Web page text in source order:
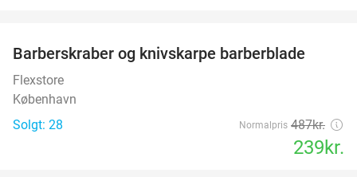
Barberskraber og knivskarpe barberblade
Flexstore
København
Solgt: 28
Normalpris 487kr.
239kr.